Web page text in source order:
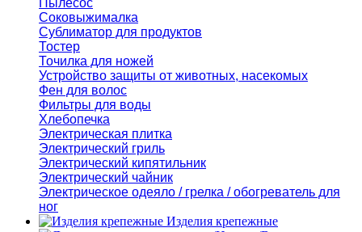
Пылесос
Соковыжималка
Сублиматор для продуктов
Тостер
Точилка для ножей
Устройство защиты от животных, насекомых
Фен для волос
Фильтры для воды
Хлебопечка
Электрическая плитка
Электрический гриль
Электрический кипятильник
Электрический чайник
Электрическое одеяло / грелка / обогреватель для
ног
Изделия крепежные